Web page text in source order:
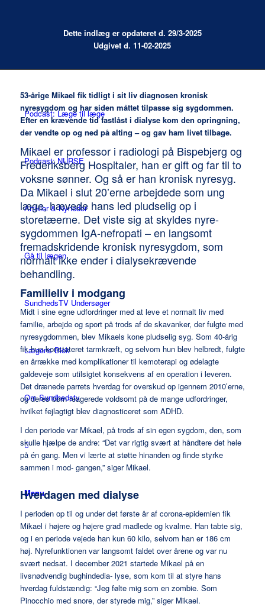
Podcast: Læge til læge
Podcast: NURSE
Artikler & Nyheder
Gå til lægen
SundhedsTV Undersøger
Lægens Blok
Om Sundhedstv
Menu
Dette indlæg er opdateret d. 29/3-2025
Udgivet d. 11-02-2025
53-årige Mikael fik tidligt i sit liv diagnosen kronisk
nyresygdom og har siden måttet tilpasse sig sygdommen.
Efter en krævende tid fastlåst i dialyse kom den opringning,
der vendte op og ned på alting – og gav ham livet tilbage.
Mikael er professor i radiologi på Bispebjerg og
Frederiksberg Hospitaler, han er gift og far til to
voksne sønner. Og så er han kronisk nyresyg.
Da Mikael i slut 20’erne arbejdede som ung
læge, hævede hans led pludselig op i
storetæerne. Det viste sig at skyldes nyre-
sygdommen IgA-nefropati – en langsomt
fremadskridende kronisk nyresygdom, som
normalt ikke ender i dialysekrævende
behandling.
Familieliv i modgang
Midt i sine egne udfordringer med at leve et normalt liv med
familie, arbejde og sport på trods af de skavanker, der fulgte med
nyresygdommen, blev Mikaels kone pludselig syg. Som 40-årig
fik hun konstateret tarmkræft, og selvom hun blev helbredt, fulgte
en årrække med komplikationer til kemoterapi og ødelagte
galdeveje som utilsigtet konsekvens af en operation i leveren.
Det drænede parrets hverdag for overskud op igennem 2010’erne,
og deres børn reagerede voldsomt på de mange udfordringer,
hvilket fejlagtigt blev diagnosticeret som ADHD.
I den periode var Mikael, på trods af sin egen sygdom, den, som
skulle hjælpe de andre: “Det var rigtig svært at håndtere det hele
på én gang. Men vi lærte at støtte hinanden og finde styrke
sammen i mod- gangen,” siger Mikael.
Hverdagen med dialyse
I perioden op til og under det første år af corona-epidemien fik
Mikael i højere og højere grad madlede og kvalme. Han tabte sig,
og i en periode vejede han kun 60 kilo, selvom han er 186 cm
høj. Nyrefunktionen var langsomt faldet over årene og var nu
svært nedsat. I december 2021 startede Mikael på en
livsnødvendig bughindedia- lyse, som kom til at styre hans
hverdag fuldstændig: “Jeg følte mig som en zombie. Som
Pinocchio med snore, der styrede mig,” siger Mikael.